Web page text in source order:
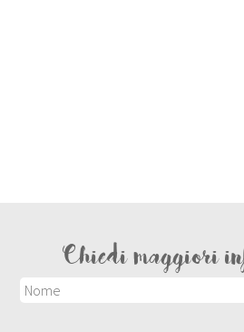
Chiedi maggiori